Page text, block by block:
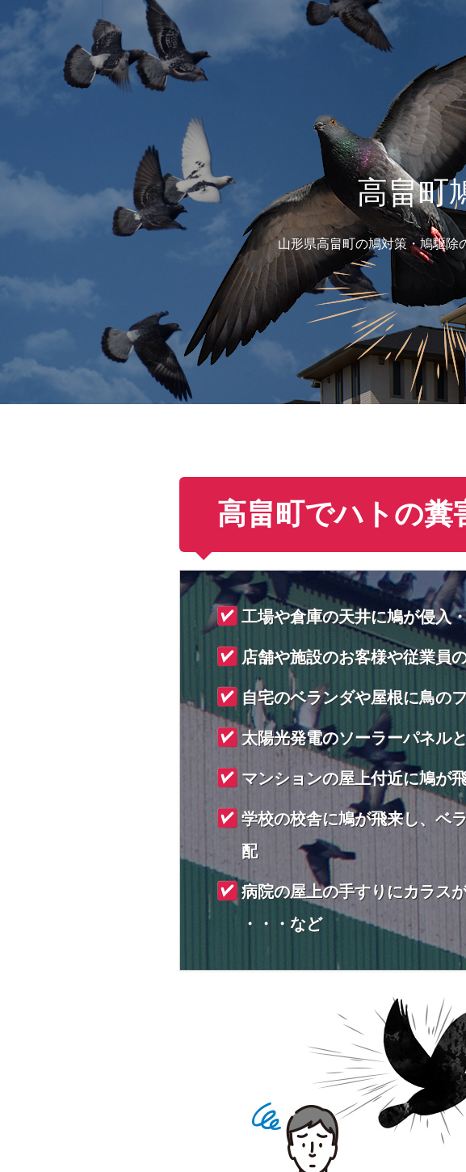
高畠町
山形県高畠町の鳩対策・鳩駆除
高畠町でハトの糞
工場や倉庫の天井に鳩が侵入
店舗や施設のお客様や従業員
自宅のベランダや屋根に鳥の
太陽光発電のソーラーパネル
マンションの屋上付近に鳩が
学校の校舎に鳩が飛来し、ベ
配
病院の屋上の手すりにカラス
・・・など